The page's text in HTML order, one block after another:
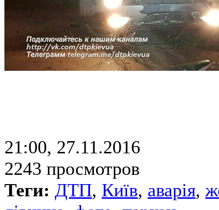
21:00, 27.11.2016
2243 просмотров
Теги: ДТП, Київ, аварія,